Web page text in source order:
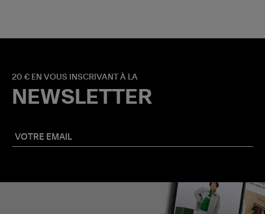
20 € EN VOUS INSCRIVANT À LA
NEWSLETTER